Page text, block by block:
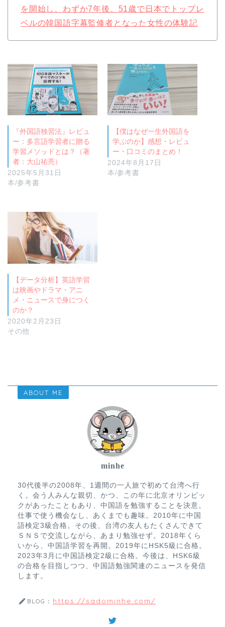
を開始し、わずか7年後、51歳で日本でトップレ
ベルの韓国語字幕監修者となった女性の体験記
『外国語独習法』レビュ
ー：多言語学習者に贈る
学習メソッドとは？（著
者：大山祐亮）
2025年5月31日
本/参考書
【僕はなぜ一生外国語を
学ぶのか】感想・レビュ
ー・口コミのまとめ！
2024年8月17日
本/参考書
【データ分析】英語学習
は映画やドラマ・アニ
メ・ニュースで身につく
のか？
2020年2月23日
その他
ABOUT ME
minhe
30代後半の2008年、1週間の一人旅で初めて台湾へ行
く。会う人みんな親切、かつ、この年に北京オリンピッ
クがあったこともあり、中国語を勉強することを決意。
仕事で使う機会なし、あくまでも趣味。2010年に中国
語検定3級合格。その後、台湾の友人もたくさんできて
ＳＮＳで交流しながら、あまり勉強せず。2018年くら
いから、中国語学習を再開。2019年にHSK5級に合格。
2023年3月に中国語検定2級に合格。今後は、HSK6級
の合格を目指しつつ、中国語勉強関連のニュースを発信
します。
BLOG： https://sadominhe.com/